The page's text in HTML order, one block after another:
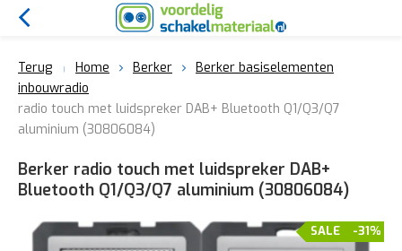
Terug Home Berker
Berker basiselementen
inbouwradio
radio touch met luidspreker DAB+ Bluetooth Q1/Q3/Q7
aluminium (30806084)
Berker radio touch met luidspreker DAB+
Bluetooth Q1/Q3/Q7 aluminium (30806084)
-31%
SALE